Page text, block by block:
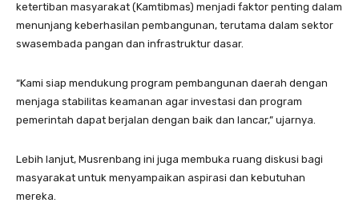
ketertiban masyarakat (Kamtibmas) menjadi faktor penting dalam
menunjang keberhasilan pembangunan, terutama dalam sektor
swasembada pangan dan infrastruktur dasar.
“Kami siap mendukung program pembangunan daerah dengan
menjaga stabilitas keamanan agar investasi dan program
pemerintah dapat berjalan dengan baik dan lancar,” ujarnya.
Lebih lanjut, Musrenbang ini juga membuka ruang diskusi bagi
masyarakat untuk menyampaikan aspirasi dan kebutuhan
mereka.